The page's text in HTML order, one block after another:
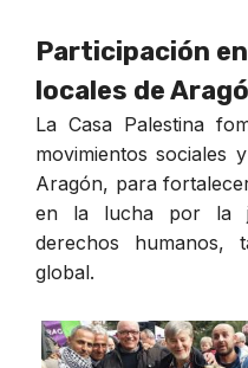
Participación
locales de
La Casa Palestina
movimientos sociales
Aragón, para
en la lucha por la
derechos
global.